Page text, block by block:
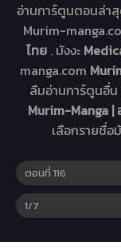
อ่านการ์ตูนตอนล่าสุ
Murim-
ไทย . มังงะ
manga.com
ลืมอ่านการ์ตูนอื่น
Murim-Manga |
เลือกรายชื่อ